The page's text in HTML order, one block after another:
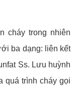
cháy trong nhiên
ba dạng: liên kết
Ss. Lưu huỳnh
quá trình cháy gọi